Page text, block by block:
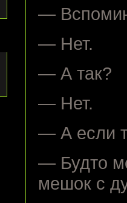
—
— Нет.
— А так?
— Нет.
— А если
— Будто
мешок с